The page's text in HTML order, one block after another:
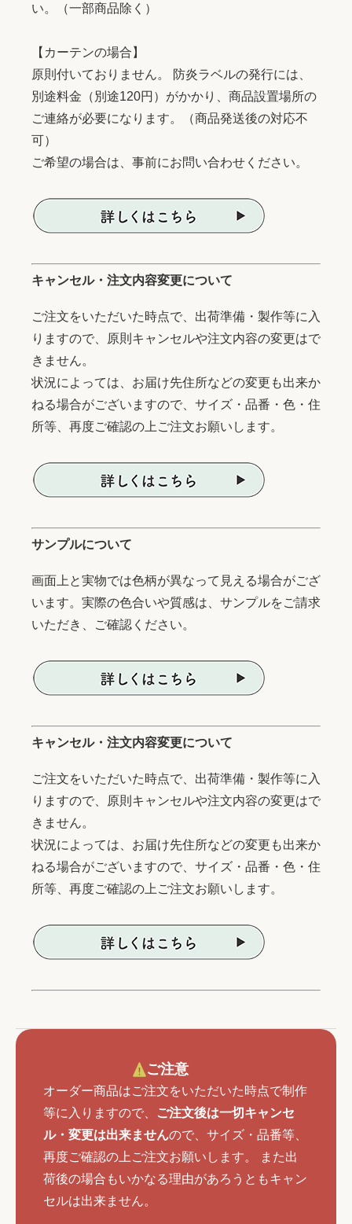
い。（一部商品除く）
【カーテンの場合】
原則付いておりません。 防炎ラベルの発行には、
別途料金（別途120円）がかかり、商品設置場所の
ご連絡が必要になります。（商品発送後の対応不
可）
ご希望の場合は、事前にお問い合わせください。
キャンセル・注文内容変更について
ご注文をいただいた時点で、出荷準備・製作等に入
りますので、原則キャンセルや注文内容の変更はで
きません。
状況によっては、お届け先住所などの変更も出来か
ねる場合がございますので、サイズ・品番・色・住
所等、再度ご確認の上ご注文お願いします。
サンプルについて
画面上と実物では色柄が異なって見える場合がござ
います。実際の色合いや質感は、サンプルをご請求
いただき、ご確認ください。
キャンセル・注文内容変更について
ご注文をいただいた時点で、出荷準備・製作等に入
りますので、原則キャンセルや注文内容の変更はで
きません。
状況によっては、お届け先住所などの変更も出来か
ねる場合がございますので、サイズ・品番・色・住
所等、再度ご確認の上ご注文お願いします。
ご注意
オーダー商品はご注文をいただいた時点で制作
等に入りますので、
ご注文後は一切キャンセ
ル・変更は出来ませんので、サイズ・品番等、
再度ご確認の上ご注文お願いします。 また出
荷後の場合もいかなる理由があろうともキャン
セルは出来ません。